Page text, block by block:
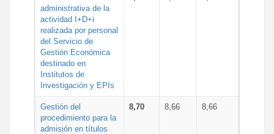
administrativa de la
actividad I+D+i
realizada por personal
del Servicio de
Gestión Económica
destinado en
Institutos de
Investigación y EPIs
Gestión del
procedimiento para la
admisión en títulos
8,70 8,66 8,66